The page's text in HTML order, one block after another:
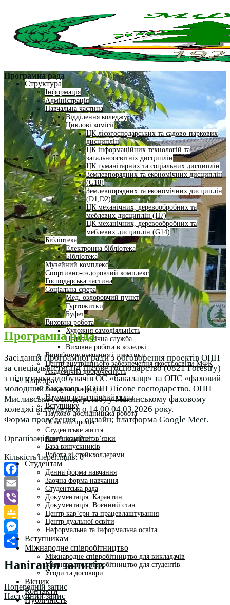
Структура
Інформація
Адміністрація
Навчальна частина
Відділення коледжу
Циклові комісії
ЦК лісогосподарських та садово-паркових
дисциплін
ЦК інформаційних технологій та
загальноосвітніх дисциплін
ЦК гуманітарних та соціальних дисциплін
Землевпорядних та економічних дисциплін
(G18)
Землевпорядних та економічних дисциплін
(D1,D2)
ЦК механічних, деревообробних та
меблевих дисциплін (H7)
ЦК механічних, деревообробних та
меблевих дисциплін (G14)
Бібліотека
Електронна бібліотека
Бібліотека
Музейний комплекс
Спортивно-оздоровчий комплекс
Господарська частина
Соціальна сфера
Мед. оздоровчий пункт
Гуртожитки
Буфет
Виховна робота
Художня самодіяльність
Психологічна служба
Виховна робота в коледжі
Виробниче навчання і практики
Центр внутрішнього забезпечення якості освіти МФК
Академічна доброчесність
Кафедра
Завідувач кафедри
Науково-педагогічний склад
Вступнику
Науково-дослідницька робота
Освітній процес
Студентське життя
Комунікаційні зв’язки
База випускників
Робота зі стейкхолдерами
Студентам
Денна форма навчання
Заочна форма навчання
Студентська рада
Документація. Карантин
Документація. Воєнний стан
Центр кар’єри та працевлаштування
Центр дуальної освіти
Неформальна та інформальна освіта
Вступникам
Міжнародне співробітництво
Міжнародне співробітництво для викладачів
Міжнародне співробітництво для студентів
Угоди та договори
Вісник
Контакти
Публічність
Програмна рада
Програмна рада
Засідання Програмної ради з обговорення проектів ОПП
за спеціальністю Н4 Лісове господарство (0821 Forestry)
з підготовки здобувачів ОС «бакалавр» та ОПС «фаховий
молодший бакалавр» (ОПП Лісове господарство, ОПП
Мисливське господарство) у Малинському фаховому
коледжі відбудеться о 14.00 04.03.2026 року.
Форма проведення – онлайн; платформа Google Meet.
Організаційний комітет
Кількість переглядів: 0
Facebook
Email
Viber
Google
Classroom
Messenger
Поділитися
Навігація записів
Попередній запис
Наступний запис